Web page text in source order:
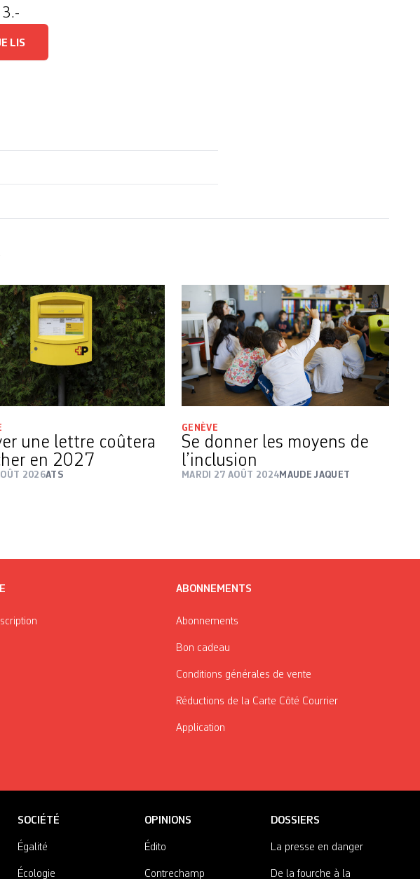
3.-
LIS
une lettre coûtera
en 2027
2026ATS
GENÈVE
Se donner les moyens de
l’inclusion
MARDI 27 AOÛT 2024 MAUDE JAQUET
ABONNEMENTS
Abonnements
Bon cadeau
Conditions générales de vente
Réductions de la Carte Côté Courrier
Application
SOCIÉTÉ
Égalité
Écologie
OPINIONS
Édito
Contrechamp
DOSSIERS
La presse en danger
De la fourche à la